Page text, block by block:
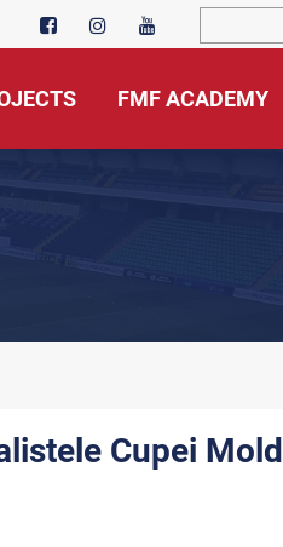
FMF ACADEMY
Cupei